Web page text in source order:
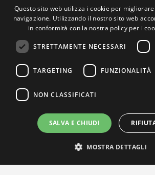
Questo sito web utilizza i cookie per
navigazione. Utilizzando il nostro sito web
in conformità con la nostra policy per i
STRETTAMENTE NECESSARI
TARGETING FUNZIONALITÀ
NON CLASSIFICATI
SALVA E CHIUDI
MOSTRA DETTAGLI